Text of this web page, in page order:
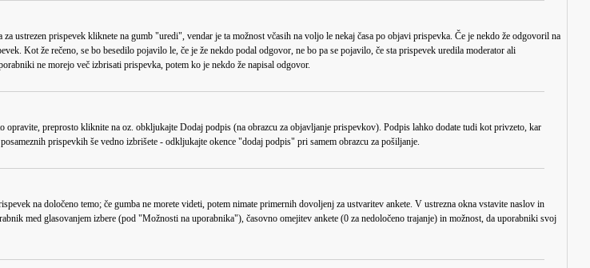
ustrezen prispevek kliknete na gumb "uredi", vendar je ta možnost včasih na voljo le nekaj časa po objavi prispevka. Če je nekdo že odgovoril na
Kot že rečeno, se bo besedilo pojavilo le, če je že nekdo podal odgovor, ne bo pa se pojavilo, če sta prispevek uredila moderator ali
ne morejo več izbrisati prispevka, potem ko je nekdo že napisal odgovor.
opravite, preprosto kliknite na oz. obkljukajte Dodaj podpis (na obrazcu za objavljanje prispevkov). Podpis lahko dodate tudi kot privzeto, kar
prispevkih še vedno izbrišete - odkljukajte okence "dodaj podpis" pri samem obrazcu za pošiljanje.
na določeno temo; če gumba ne morete videti, potem nimate primernih dovoljenj za ustvaritev ankete. V ustrezna okna vstavite naslov in
med glasovanjem izbere (pod "Možnosti na uporabnika"), časovno omejitev ankete (0 za nedoločeno trajanje) in možnost, da uporabniki svoj